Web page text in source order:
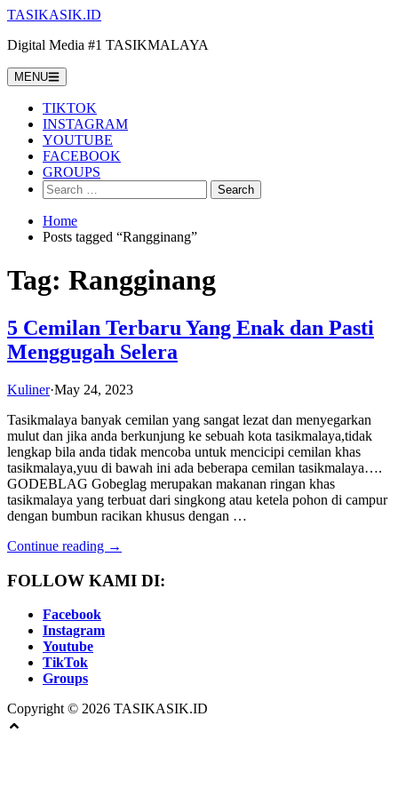
Skip
content
TASIKASIK.ID
Digital Media #1 TASIKMALAYA
MENU
TIKTOK
INSTAGRAM
YOUTUBE
FACEBOOK
GROUPS
Search
for:
Home
Posts tagged “Rangginang”
Tag: Rangginang
5 Cemilan Terbaru Yang Enak dan Pasti
Menggugah Selera
Kuliner·May 24, 2023
Tasikmalaya banyak cemilan yang sangat lezat dan menyegarkan
mulut dan jika anda berkunjung ke sebuah kota tasikmalaya,tidak
lengkap bila anda tidak mencoba untuk mencicipi cemilan khas
tasikmalaya,yuu di bawah ini ada beberapa cemilan tasikmalaya….
GODEBLAG Gobeglag merupakan makanan ringan khas
tasikmalaya yang terbuat dari singkong atau ketela pohon di campur
dengan bumbun racikan khusus dengan …
Continue reading →
FOLLOW KAMI DI:
Facebook
Instagram
Youtube
TikTok
Groups
Copyright © 2026 TASIKASIK.ID